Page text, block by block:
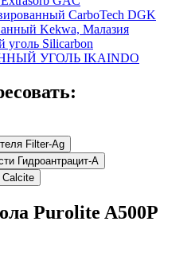
CarboTech DGK
Kekwa, Малазия
уголь Silicarbon
УГОЛЬ IKAINDO
Filter-Ag
Гидроантрацит-А
Calcite
Purolite A500P